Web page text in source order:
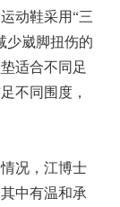
动鞋采用“三
少崴脚扭伤的
适合不同足
不同围度，
况，江博士
中有温和承